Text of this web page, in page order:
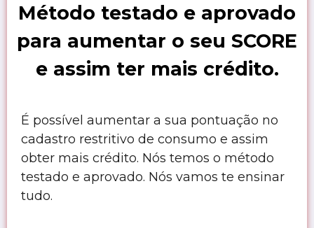
Método testado e aprovado
para aumentar o seu SCORE
e assim ter mais crédito.
É possível aumentar a sua pontuação no
cadastro restritivo de consumo e assim
obter mais crédito. Nós temos o método
testado e aprovado. Nós vamos te ensinar
tudo.